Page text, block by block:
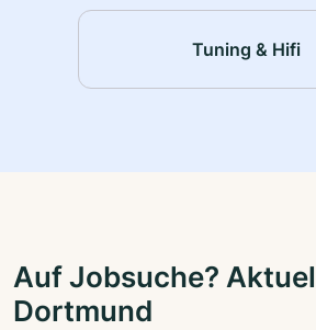
Tuning & Hifi
Auf Jobsuche?
Dortmund